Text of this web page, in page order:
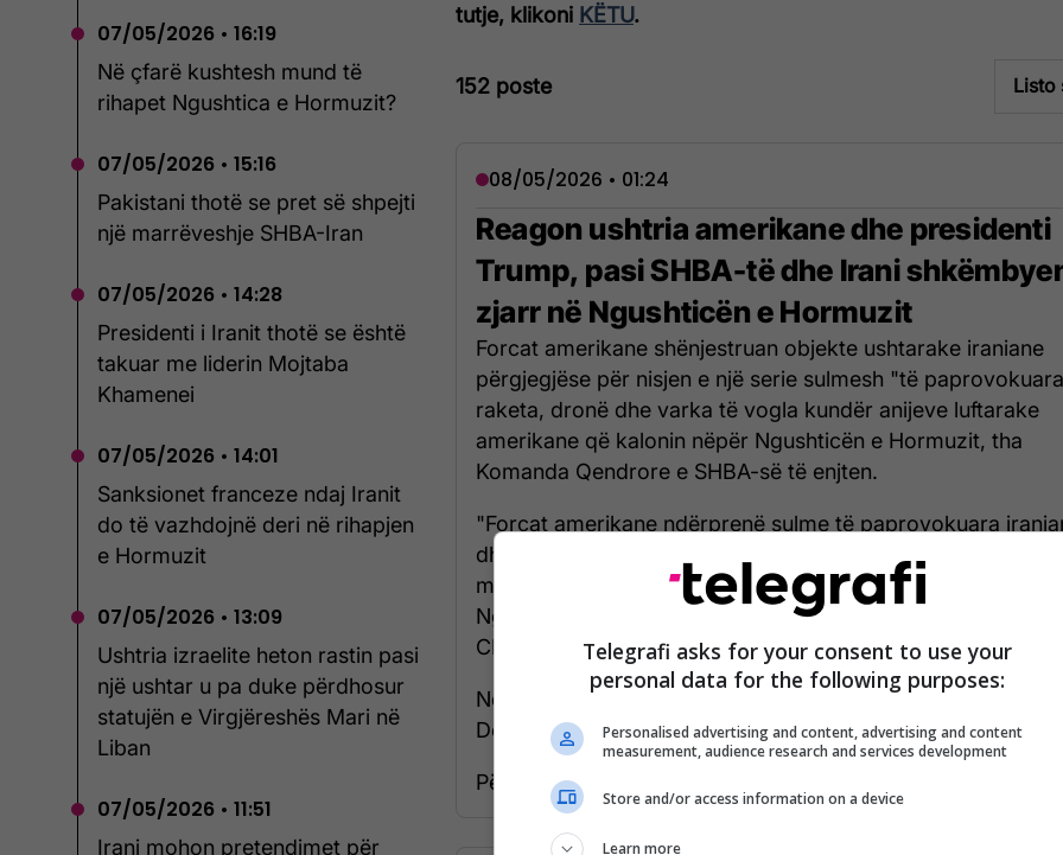
07/05/2026 • 16:19
Në çfarë kushtesh mund të
rihapet Ngushtica e Hormuzit?
07/05/2026 • 15:16
Pakistani thotë se pret së shpejti
një marrëveshje SHBA-Iran
07/05/2026 • 14:28
Presidenti i Iranit thotë se është
takuar me liderin Mojtaba
Khamenei
07/05/2026 • 14:01
Sanksionet franceze ndaj Iranit
do të vazhdojnë deri në rihapjen
e Hormuzit
07/05/2026 • 13:09
Ushtria izraelite heton rastin pasi
një ushtar u pa duke përdhosur
statujën e Virgjëreshës Mari në
Liban
07/05/2026 • 11:51
Irani mohon pretendimet për
tutje, klikoni KËTU.
152 poste Listo
08/05/2026 • 01:24
Reagon ushtria amerikane dhe presidenti
Trump, pasi SHBA-të dhe Irani
zjarr në Ngushticën e Hormuzit
Forcat amerikane shënjestruan objekte ushtarake iraniane
përgjegjëse për nisjen e një serie sulmesh "të
raketa, dronë dhe varka të vogla kundër anijeve luftarake
amerikane që kalonin nëpër Ngushticën e Hormuzit, tha
Komanda Qendrore e SHBA-së të enjten.
"Forcat amerikane ndërprenë sulme të paprovokuara
dhe u përgjigjën me sulme vetëmbrojtëse ndërsa
me raketa të drejtuara të Marinës Amerikane kaluan nëpër
Ngushticën e Hormuzit në Gjirin e Omanit, më 7 maj", tha
CENTCOM në një njoftim për shtyp, përcjell Telegrafi.
Ndërkohë ka ardhur edhe një reagim nga presidenti
Donald Trump.
Për të lexuar lajmin e plotë, klikoni
Telegrafi asks for your consent to use your
personal data for the following purposes:
Personalised advertising and content, advertising and content
measurement, audience research and services development
Store and/or access information on a device
Learn more